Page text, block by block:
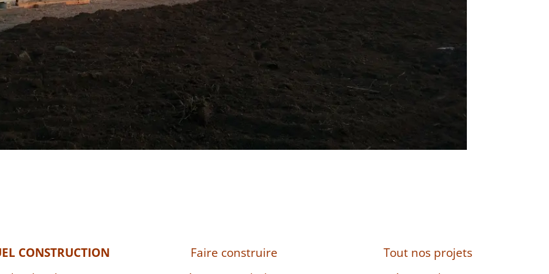
CONSTRUCTION
Faire construire
Tout nos projets